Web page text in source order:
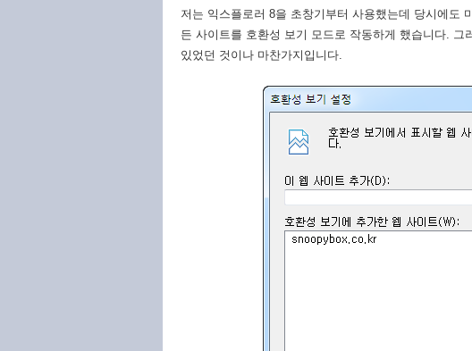
저는 익스플로러 8을 초창기부터 사용했는데 당시에도
든 사이트를 호환성 보기 모드로 작동하게 했습니다.
있었던 것이나 마찬가지입니다.